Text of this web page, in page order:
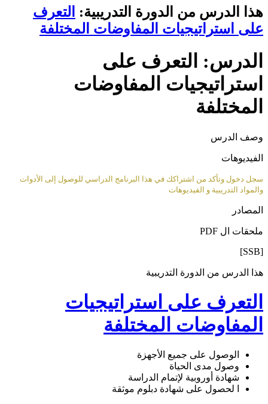
هذا الدرس من الدورة التدريبية:
التعرف
على استراتيجيات المفاوضات المختلفة
الدرس: التعرف على
استراتيجيات المفاوضات
المختلفة
وصف الدرس
الفيديوهات
سجل دخول وتأكد من اشتراكك في هذا البرنامج الدراسي للوصول إلى الأدوات
والمواد التدريبية و الفيديوهات
المصادر
ملحقات ال PDF
[SSB]
هذا الدرس من الدورة التدريبية
التعرف على استراتيجيات
المفاوضات المختلفة
الوصول على جميع الأجهزة
وصول مدى الحياة
شهادة أوروبية لإتمام الدراسة
ا لحصول على شهادة دبلوم موثقة